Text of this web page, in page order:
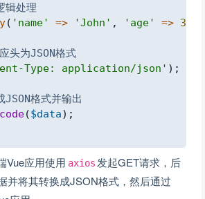
处理
( 'name' => 'John' , 'age' => 30
头为JSON格式
Type: application/json' ) ;
格式并输出
($data) ;
Vue应用使用 axios 发起GET请求，后
并将其转换成JSON格式，然后通过